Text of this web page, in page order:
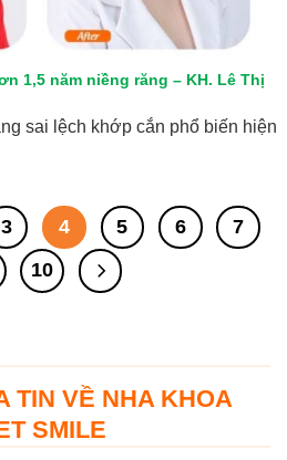
1,5 năm niềng răng – KH. Lê Thị
sai lệch khớp cắn phổ biến hiện
3 4 5 6
7
10
TIN VỀ NHA KHOA
SMILE